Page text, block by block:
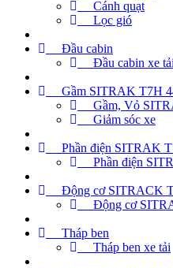
Cánh quạt
Lọc gió
Đầu cabin
Đầu cabin xe tải
Gầm SITRAK T7H
Gầm, Vỏ
Giảm sóc xe
Phần điện SITRAK
Phần điện
Động cơ SITRACK
Động cơ
Tháp ben
Tháp ben xe tải